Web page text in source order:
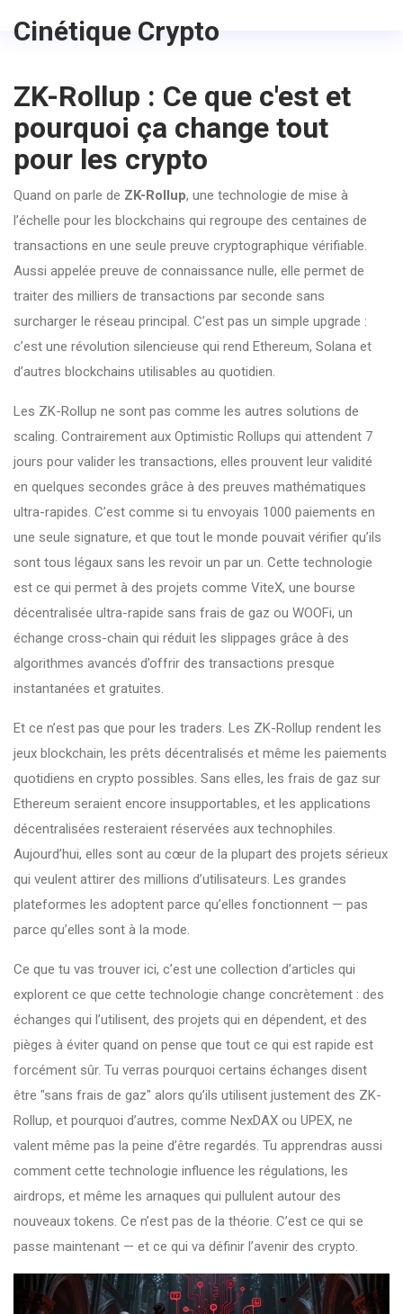
Cinétique Crypto
ZK-Rollup : Ce que c'est et
pourquoi ça change tout
pour les crypto
Quand on parle de ZK-Rollup, une technologie de mise à
l’échelle pour les blockchains qui regroupe des centaines de
transactions en une seule preuve cryptographique vérifiable.
Aussi appelée preuve de connaissance nulle, elle permet de
traiter des milliers de transactions par seconde sans
surcharger le réseau principal. C’est pas un simple upgrade :
c’est une révolution silencieuse qui rend Ethereum, Solana et
d’autres blockchains utilisables au quotidien.
Les ZK-Rollup ne sont pas comme les autres solutions de
scaling. Contrairement aux Optimistic Rollups qui attendent 7
jours pour valider les transactions, elles prouvent leur validité
en quelques secondes grâce à des preuves mathématiques
ultra-rapides. C’est comme si tu envoyais 1000 paiements en
une seule signature, et que tout le monde pouvait vérifier qu’ils
sont tous légaux sans les revoir un par un. Cette technologie
est ce qui permet à des projets comme ViteX, une bourse
décentralisée ultra-rapide sans frais de gaz ou WOOFi, un
échange cross-chain qui réduit les slippages grâce à des
algorithmes avancés d’offrir des transactions presque
instantanées et gratuites.
Et ce n’est pas que pour les traders. Les ZK-Rollup rendent les
jeux blockchain, les prêts décentralisés et même les paiements
quotidiens en crypto possibles. Sans elles, les frais de gaz sur
Ethereum seraient encore insupportables, et les applications
décentralisées resteraient réservées aux technophiles.
Aujourd’hui, elles sont au cœur de la plupart des projets sérieux
qui veulent attirer des millions d’utilisateurs. Les grandes
plateformes les adoptent parce qu’elles fonctionnent — pas
parce qu’elles sont à la mode.
Ce que tu vas trouver ici, c’est une collection d’articles qui
explorent ce que cette technologie change concrètement : des
échanges qui l’utilisent, des projets qui en dépendent, et des
pièges à éviter quand on pense que tout ce qui est rapide est
forcément sûr. Tu verras pourquoi certains échanges disent
être "sans frais de gaz" alors qu’ils utilisent justement des ZK-
Rollup, et pourquoi d’autres, comme NexDAX ou UPEX, ne
valent même pas la peine d’être regardés. Tu apprendras aussi
comment cette technologie influence les régulations, les
airdrops, et même les arnaques qui pullulent autour des
nouveaux tokens. Ce n’est pas de la théorie. C’est ce qui se
passe maintenant — et ce qui va définir l’avenir des crypto.